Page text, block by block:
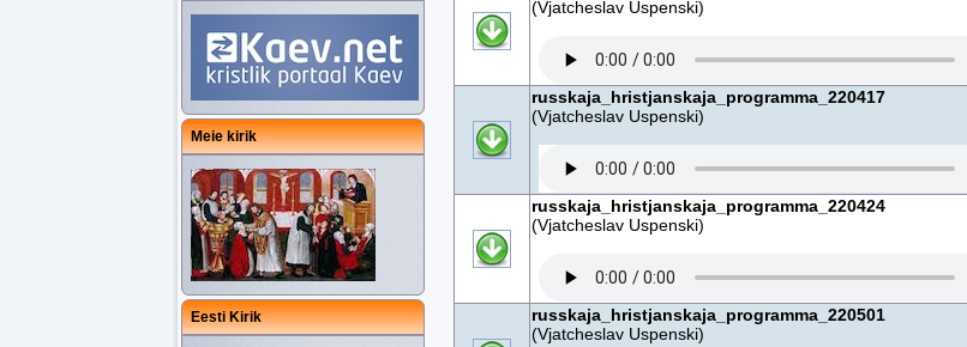
Meie kirik
Eesti Kirik
(Vjatcheslav Uspenski)
russkaja_hristjanskaja_programma_220417
(Vjatcheslav Uspenski)
russkaja_hristjanskaja_programma_220424
(Vjatcheslav Uspenski)
russkaja_hristjanskaja_programma_220501
(Vjatcheslav Uspenski)